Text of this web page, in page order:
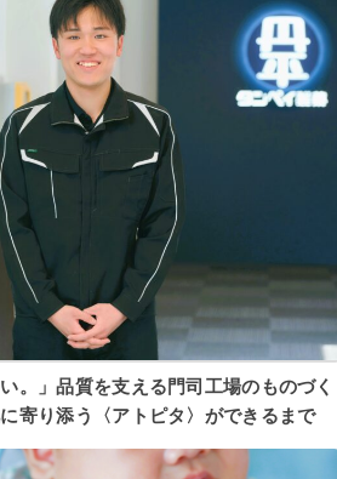
。」品質を支える門司工場のものづく
寄り添う〈アトピタ〉ができるまで